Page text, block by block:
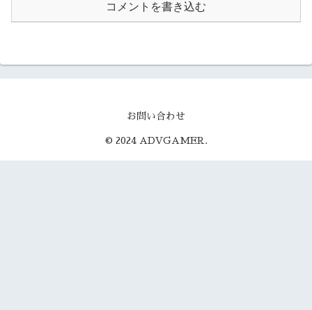
コメントを書き込む
お問い合わせ
© 2024 ADVGAMER.